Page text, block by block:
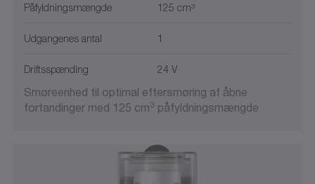
Påfyldningsmængde 125 cm³
Udgangenes antal 1
Driftsspænding 24 V
Smøreenhed til optimal eftersmøring af åbne
fortandinger med 125 cm3 påfyldningsmængde